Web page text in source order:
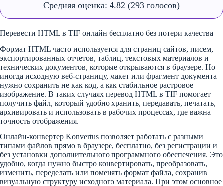
Средняя оценка: 4.82 (293 голосов)
Перевести HTML в TIF онлайн бесплатно без потери качества
Формат HTML часто используется для страниц сайтов, писем,
экспортированных отчетов, таблиц, текстовых материалов и
технических документов, которые открываются в браузере. Но
иногда исходную веб-страницу, макет или фрагмент документа
нужно сохранить не как код, а как стабильное растровое
изображение. В таких случаях перевод HTML в TIF помогает
получить файл, который удобно хранить, передавать, печатать,
архивировать и использовать в рабочих процессах, где важна
точность отображения.
Онлайн-конвертер Konvertus позволяет работать с разными
типами файлов прямо в браузере, бесплатно, без регистрации и
без установки дополнительного программного обеспечения. Это
удобно, когда нужно быстро конвертировать, преобразовать,
изменить, переделать или поменять формат файла, сохранив
визуальную структуру исходного материала. При этом основное